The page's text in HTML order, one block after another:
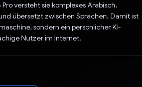
versteht sie komplexes Arabisch,
übersetzt zwischen Sprachen. Damit ist
sondern ein persönlicher KI-
Nutzer im Internet.